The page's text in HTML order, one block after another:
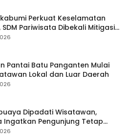
Perkuat Keselamatan
SDM Pariwisata Dibekali Mitigasi
Evakuasi
Pantai Batu Panganten Mulai
Lokal dan Luar Daerah
Dipadati Wisatawan,
Ingatkan Pengunjung Tetap